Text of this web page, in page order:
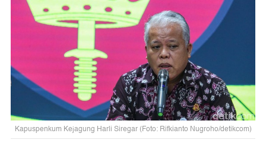
Kapuspenkum Kejagung Harli Siregar (Foto: Rifkianto Nugroho/detikcom)